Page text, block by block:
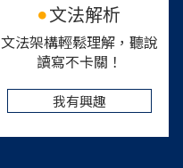
文法解析
文法架構輕鬆理解，聽說
讀寫不卡關！
我有興趣